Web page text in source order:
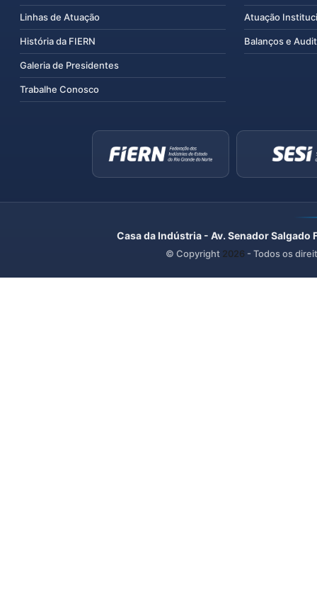
Linhas de Atuação
História da FIERN
Galeria de Presidentes
Trabalhe Conosco
Atuação
Balanços e
Casa da Indústria - Av. Senador
© Copyright 2026 - Todos os